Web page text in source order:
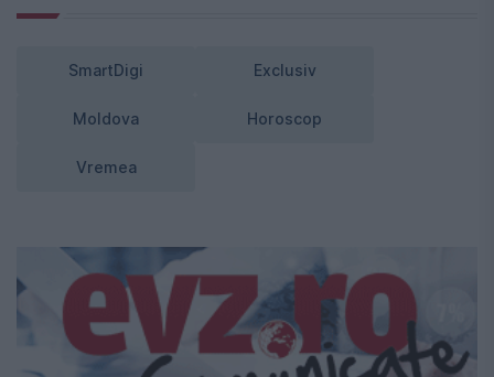
SmartDigi Exclusiv
Moldova Horoscop
Vremea